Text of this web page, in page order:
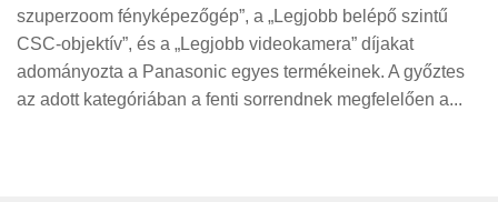
szuperzoom fényképezőgép”, a „Legjobb belépő szintű
CSC-objektív”, és a „Legjobb videokamera” díjakat
adományozta a Panasonic egyes termékeinek. A győztes
az adott kategóriában a fenti sorrendnek megfelelően a...